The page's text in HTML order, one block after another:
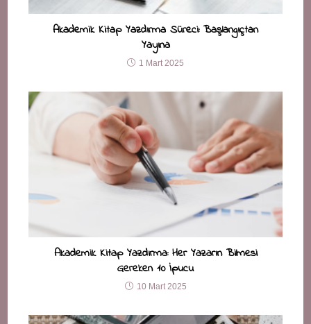
Akademik Kitap Yazdırma Süreci: Başlangıçtan
Yayına
1 Mart 2025
Akademik Kitap Yazdırma: Her Yazarın Bilmesi
Gereken 10 İpucu
10 Mart 2025